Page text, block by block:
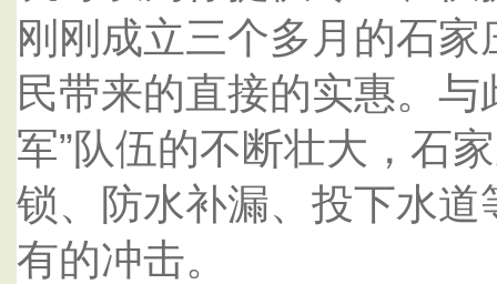
刚刚成立三个多月的石
民带来的直接的实惠。
军”队伍的不断壮大，石
锁、防水补漏、投下水道
有的冲击。